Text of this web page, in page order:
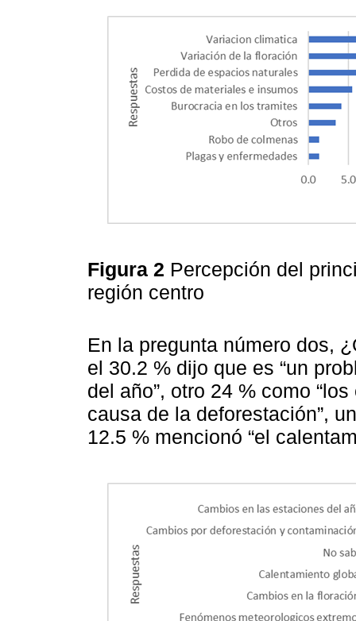
Figura 2 Percepción del
región centro
En la pregunta número dos,
el 30.2 % dijo que es “un
del año”, otro 24 % como
causa de la deforestación”,
12.5 % mencionó “el